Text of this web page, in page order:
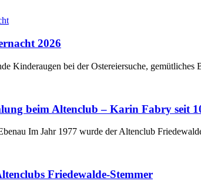
2026
Kinderaugen bei der Ostereiersuche,
beim Altenclub – Karin Fabry seit
Im Jahr 1977 wurde der Altenclub
Friedewalde-Stemmer